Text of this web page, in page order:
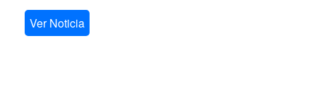
Ver Noticia